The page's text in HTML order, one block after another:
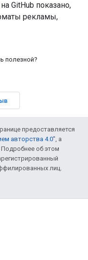
на GitHub показано,
рекламы,
полезной?
предоставляется
авторства 4.0", а
Подробнее об этом
лиц.